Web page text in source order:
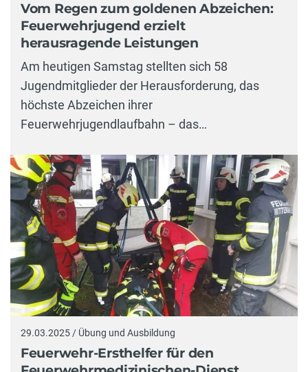
Vom Regen zum goldenen Abzeichen:
Feuerwehrjugend erzielt
herausragende Leistungen
Am heutigen Samstag stellten sich 58
Jugendmitglieder der Herausforderung, das
höchste Abzeichen ihrer
Feuerwehrjugendlaufbahn – das…
29.03.2025 / Übung und Ausbildung
Feuerwehr-Ersthelfer für den